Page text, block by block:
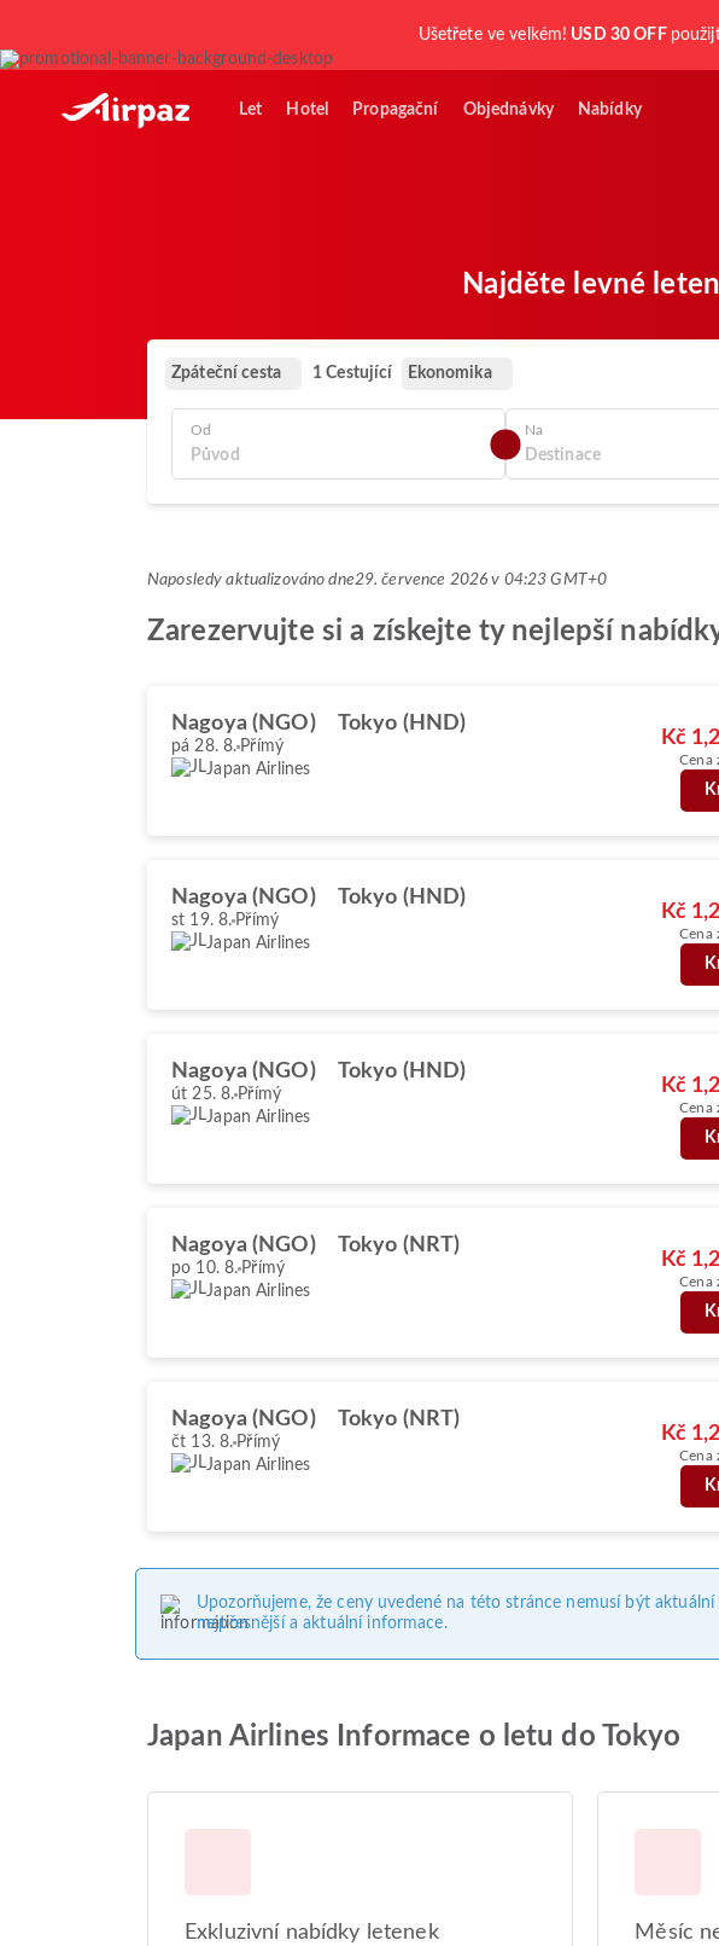
Ušetřete ve velkém! USD 30 OFF
Let Hotel Propagační Objednávky Nabídky
Najděte levné
Zpáteční cesta 1 Cestující Ekonomika
Od Na
Naposledy aktualizováno dne29. července 2026 v 04:23 GMT+0
Zarezervujte si a získejte ty nejlepší
Nagoya (NGO) Tokyo (HND)
pá 28. 8. Přímý
Japan Airlines
Kč
Cena
Nagoya (NGO) Tokyo (HND)
st 19. 8. Přímý
Japan Airlines
Kč
Cena
Nagoya (NGO) Tokyo (HND)
út 25. 8. Přímý
Japan Airlines
Kč
Cena
Nagoya (NGO) Tokyo (NRT)
po 10. 8. Přímý
Japan Airlines
Kč
Cena
Nagoya (NGO) Tokyo (NRT)
čt 13. 8. Přímý
Japan Airlines
Kč
Cena
Upozorňujeme, že ceny uvedené na této stránce nemusí být
nejpřesnější a aktuální informace.
Japan Airlines Informace o letu do Tokyo
Exkluzivní nabídky letenek Měsíc